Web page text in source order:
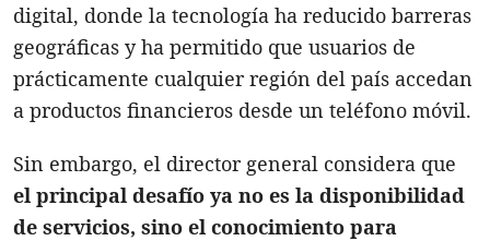
digital, donde la tecnología ha reducido barreras
geográficas y ha permitido que usuarios de
prácticamente cualquier región del país accedan
a productos financieros desde un teléfono móvil.
Sin embargo, el director general considera que
el principal desafío ya no es la disponibilidad
de servicios, sino el conocimiento para